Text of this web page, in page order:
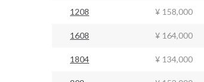
1208 ¥ 158,000
1608 ¥ 164,000
1804 ¥ 134,000